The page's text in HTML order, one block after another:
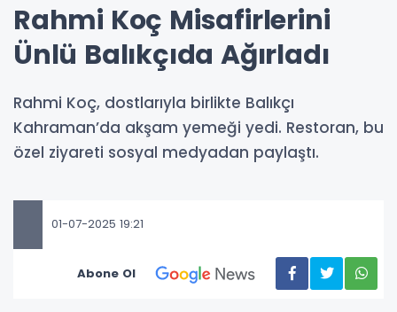
Rahmi Koç Misafirlerini
Ünlü Balıkçıda Ağırladı
Rahmi Koç, dostlarıyla birlikte Balıkçı
Kahraman’da akşam yemeği yedi. Restoran, bu
özel ziyareti sosyal medyadan paylaştı.
01-07-2025 19:21
Abone Ol